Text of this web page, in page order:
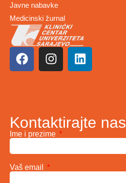
Javne nabavke
Medicinski žurnal
Kontaktirajte nas
Ime i prezime
Vaš email